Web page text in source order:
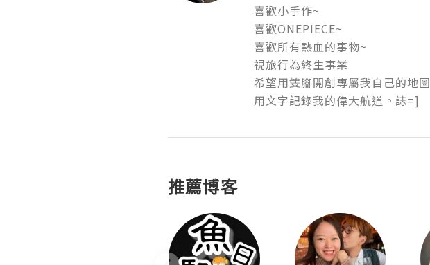
喜歡小手作~
喜歡ONEPIECE~
喜歡所有熱血的事物~
視旅行為終生事業
希望用雙腳開創專屬我自己的地圖
用文字記錄我的偉大航道。誌=]
推薦博客